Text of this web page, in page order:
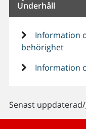
Underhåll
Information
behörighet
Information
Senast